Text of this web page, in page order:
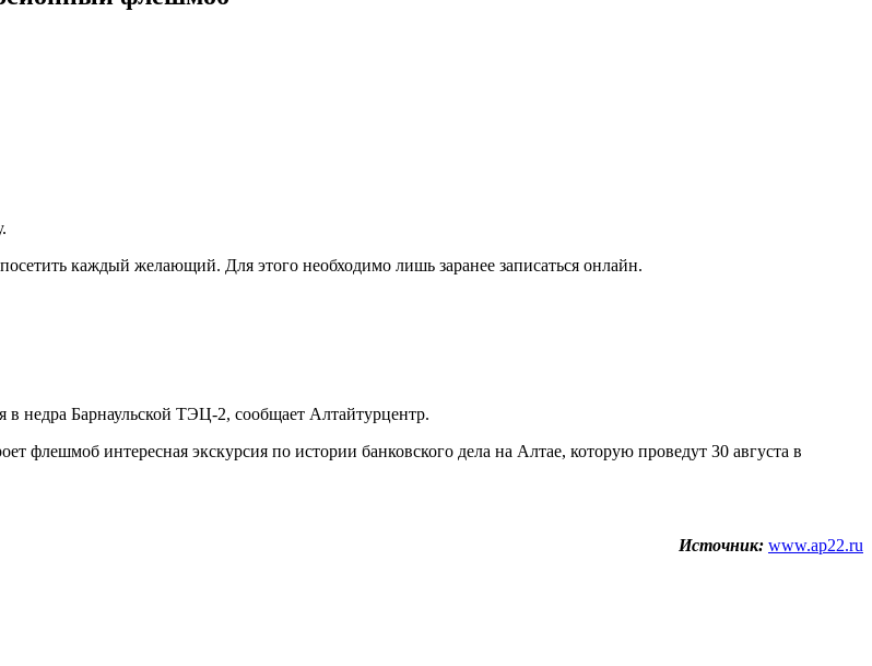
каждый желающий. Для этого необходимо лишь заранее записаться онлайн.
в недра Барнаульской ТЭЦ-2, сообщает Алтайтурцентр.
флешмоб интересная экскурсия по истории банковского дела на Алтае, которую проведут 30 августа в
Источник: www.ap22.ru